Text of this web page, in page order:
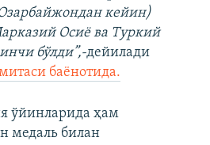
кейин)
Осиё ва Туркий
бўлди”,-дейилади
баёнотида.
ўйинларида ҳам
медаль билан